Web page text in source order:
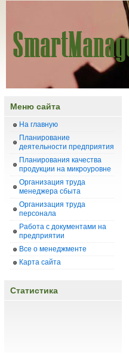
Меню сайта
На главную
Планирование
деятельности предприятия
Планирования качества
продукции на микроуровне
Организация труда
менеджера сбыта
Организация труда
персонала
Работа с документами на
предприятии
Все о менеджменте
Карта сайта
Статистика